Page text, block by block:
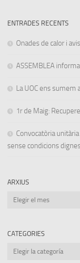
ENTRADES RECENTS
Onades de calor i
ASSEMBLEA
La UOC ens sumem
1r de Maig:
Convocatòria
sense condicions
ARXIUS
Arxius
CATEGORIES
Categories